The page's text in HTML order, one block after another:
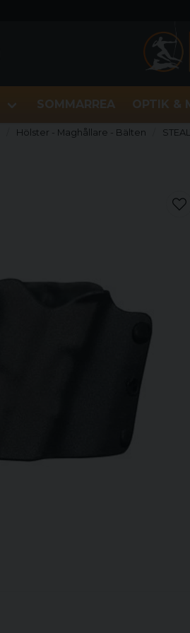
SOMMARREA OPTIK &
Hölster - Maghållare - Bälten